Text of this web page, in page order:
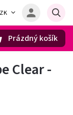
Prázdný košík
Clear -